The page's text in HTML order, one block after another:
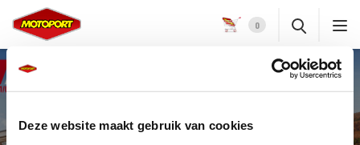
Deze website maakt gebruik van cookies
0
HONDA
Motor Dealer Days